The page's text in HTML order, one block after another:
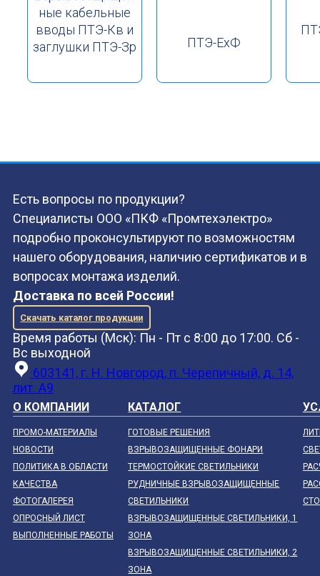
ные кабельные
вводы ПТЭ-Кв и
заглушки ПТЭ-Зр
ПТЭ-ЕхФ
Есть вопросы по продукции?
Специалисты ООО «ПКФ «Промтехэлектро»
подробно проконсультируют по возможностям
нашего оборудования, наличию сертификатов и в
вопросах монтажа изделий.
Доставка по всей России!
Скачать каталог продукции
Время работы (Мск): Пн - Пт с 8:00 до 17:00. Сб -
Вс выходной
603141, г. Н. Новгород, п. Черепичный, д. 14,
лит. А9
О КОМПАНИИ
ПРОМО-МАТЕРИАЛЫ
НОВОСТИ
ПОЛИТИКА В ОБЛАСТИ
КАЧЕСТВА
ФОТОГАЛЕРЕЯ
ОПРОСНЫЙ ЛИСТ
ВЫПОЛНЕННЫЕ РАБОТЫ
КАТАЛОГ
ГОТОВЫЕ РЕШЕНИЯ
ВЗРЫВОЗАЩИЩЕННЫЕ ФОНАРИ
ТЕРМОСТОЙКИЕ СВЕТИЛЬНИКИ
РУДНИЧНЫЕ ВЗРЫВОЗАЩИЩЕННЫЕ
СВЕТИЛЬНИКИ
ВЗРЫВОЗАЩИЩЕННЫЕ СВЕТИЛЬНИКИ, 1
ЗОНА
ВЗРЫВОЗАЩИЩЕННЫЕ СВЕТИЛЬНИКИ, 2
ЗОНА